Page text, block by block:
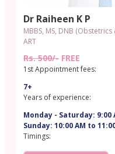
Dr Raiheen K P
MBBS, MS, DNB
ART
Rs. 500/- FREE
1st Appointment fees:
7+
Years of experience:
Monday - Saturday: 9:00
Sunday: 10:00 AM to
Timings: